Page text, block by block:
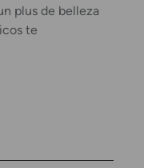
plus de belleza
te